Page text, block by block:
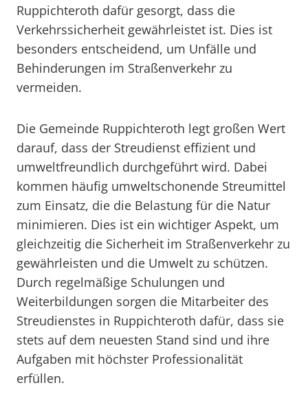
Ruppichteroth dafür gesorgt, dass die
Verkehrssicherheit gewährleistet ist. Dies ist
besonders entscheidend, um Unfälle und
Behinderungen im Straßenverkehr zu
vermeiden.
Die Gemeinde Ruppichteroth legt großen Wert
darauf, dass der Streudienst effizient und
umweltfreundlich durchgeführt wird. Dabei
kommen häufig umweltschonende Streumittel
zum Einsatz, die die Belastung für die Natur
minimieren. Dies ist ein wichtiger Aspekt, um
gleichzeitig die Sicherheit im Straßenverkehr zu
gewährleisten und die Umwelt zu schützen.
Durch regelmäßige Schulungen und
Weiterbildungen sorgen die Mitarbeiter des
Streudienstes in Ruppichteroth dafür, dass sie
stets auf dem neuesten Stand sind und ihre
Aufgaben mit höchster Professionalität
erfüllen.